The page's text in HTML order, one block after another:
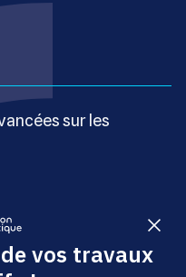
sur les
- Tous droits réservés